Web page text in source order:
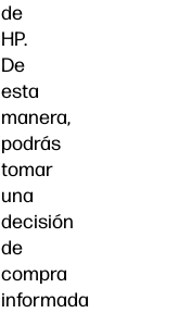
de
HP.
De
esta
manera,
podrás
tomar
una
decisión
de
compra
informada